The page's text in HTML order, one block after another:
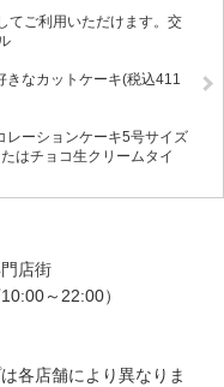
てご利用いただけます。交
きなカットケーキ(税込411
レーションケーキ5号サイズ
はチョコ生クリームタイ
店街
～22:00）
各店舗により異なりま